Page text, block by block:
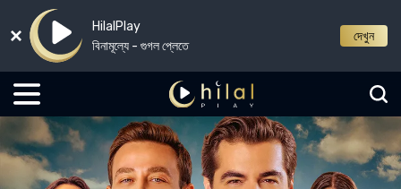
HilalPlay
বিনামূল্যে - গুগল প্লেতে
দেখুন